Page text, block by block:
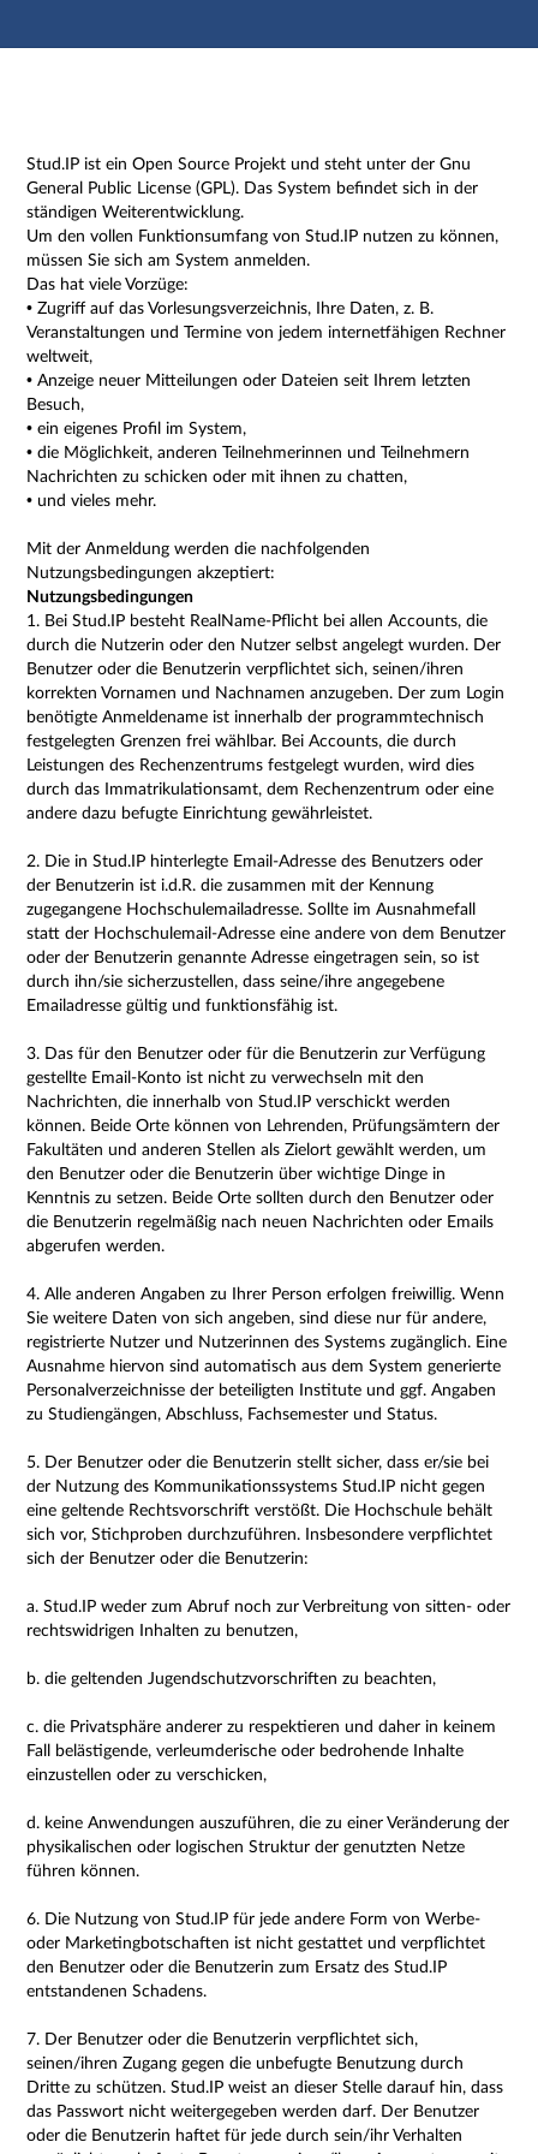
Hauptnavigation
Impressum
Stud.IP ist ein Open Source Projekt und steht unter der Gnu
General Public License (GPL). Das System befindet sich in der
ständigen Weiterentwicklung.
Um den vollen Funktionsumfang von Stud.IP nutzen zu können,
müssen Sie sich am System anmelden.
Das hat viele Vorzüge:
• Zugriff auf das Vorlesungsverzeichnis, Ihre Daten, z. B.
Veranstaltungen und Termine von jedem internetfähigen Rechner
weltweit,
• Anzeige neuer Mitteilungen oder Dateien seit Ihrem letzten
Besuch,
• ein eigenes Profil im System,
• die Möglichkeit, anderen Teilnehmerinnen und Teilnehmern
Nachrichten zu schicken oder mit ihnen zu chatten,
• und vieles mehr.
Mit der Anmeldung werden die nachfolgenden
Nutzungsbedingungen akzeptiert:
Nutzungsbedingungen
1. Bei Stud.IP besteht RealName-Pflicht bei allen Accounts, die
durch die Nutzerin oder den Nutzer selbst angelegt wurden. Der
Benutzer oder die Benutzerin verpflichtet sich, seinen/ihren
korrekten Vornamen und Nachnamen anzugeben. Der zum Login
benötigte Anmeldename ist innerhalb der programmtechnisch
festgelegten Grenzen frei wählbar. Bei Accounts, die durch
Leistungen des Rechenzentrums festgelegt wurden, wird dies
durch das Immatrikulationsamt, dem Rechenzentrum oder eine
andere dazu befugte Einrichtung gewährleistet.
2. Die in Stud.IP hinterlegte Email-Adresse des Benutzers oder
der Benutzerin ist i.d.R. die zusammen mit der Kennung
zugegangene Hochschulemailadresse. Sollte im Ausnahmefall
statt der Hochschulemail-Adresse eine andere von dem Benutzer
oder der Benutzerin genannte Adresse eingetragen sein, so ist
durch ihn/sie sicherzustellen, dass seine/ihre angegebene
Emailadresse gültig und funktionsfähig ist.
3. Das für den Benutzer oder für die Benutzerin zur Verfügung
gestellte Email-Konto ist nicht zu verwechseln mit den
Nachrichten, die innerhalb von Stud.IP verschickt werden
können. Beide Orte können von Lehrenden, Prüfungsämtern der
Fakultäten und anderen Stellen als Zielort gewählt werden, um
den Benutzer oder die Benutzerin über wichtige Dinge in
Kenntnis zu setzen. Beide Orte sollten durch den Benutzer oder
die Benutzerin regelmäßig nach neuen Nachrichten oder Emails
abgerufen werden.
4. Alle anderen Angaben zu Ihrer Person erfolgen freiwillig. Wenn
Sie weitere Daten von sich angeben, sind diese nur für andere,
registrierte Nutzer und Nutzerinnen des Systems zugänglich. Eine
Ausnahme hiervon sind automatisch aus dem System generierte
Personalverzeichnisse der beteiligten Institute und ggf. Angaben
zu Studiengängen, Abschluss, Fachsemester und Status.
5. Der Benutzer oder die Benutzerin stellt sicher, dass er/sie bei
der Nutzung des Kommunikationssystems Stud.IP nicht gegen
eine geltende Rechtsvorschrift verstößt. Die Hochschule behält
sich vor, Stichproben durchzuführen. Insbesondere verpflichtet
sich der Benutzer oder die Benutzerin:
a. Stud.IP weder zum Abruf noch zur Verbreitung von sitten- oder
rechtswidrigen Inhalten zu benutzen,
b. die geltenden Jugendschutzvorschriften zu beachten,
c. die Privatsphäre anderer zu respektieren und daher in keinem
Fall belästigende, verleumderische oder bedrohende Inhalte
einzustellen oder zu verschicken,
d. keine Anwendungen auszuführen, die zu einer Veränderung der
physikalischen oder logischen Struktur der genutzten Netze
führen können.
6. Die Nutzung von Stud.IP für jede andere Form von Werbe-
oder Marketingbotschaften ist nicht gestattet und verpflichtet
den Benutzer oder die Benutzerin zum Ersatz des Stud.IP
entstandenen Schadens.
7. Der Benutzer oder die Benutzerin verpflichtet sich,
seinen/ihren Zugang gegen die unbefugte Benutzung durch
Dritte zu schützen. Stud.IP weist an dieser Stelle darauf hin, dass
das Passwort nicht weitergegeben werden darf. Der Benutzer
oder die Benutzerin haftet für jede durch sein/ihr Verhalten